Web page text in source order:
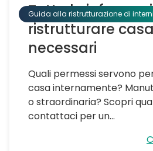
Guida alla ristrutturazione di interni
Tutte le
ristrutturare
necessari
Quali permessi servono
casa internamente?
o straordinaria? Scopri
contattaci per un...